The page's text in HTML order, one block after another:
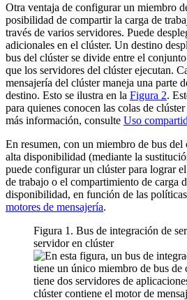
Otra ventaja de configurar un miembro
posibilidad de compartir la carga de
través de varios servidores. Puede
adicionales en el clúster. Un destino
bus del clúster se divide entre el
que los servidores del clúster ejecutan.
mensajería del clúster maneja una parte
destino. Esto se ilustra en la Figura 2.
para quienes conocen las colas de clúster
más información, consulte Uso
En resumen, con un miembro de bus del
alta disponibilidad (mediante la
puede configurar un clúster para lograr
de trabajo o el compartimiento de carga
disponibilidad, en función de las
motores de mensajería.
Figura 1. Bus de integración de
servidor en clúster